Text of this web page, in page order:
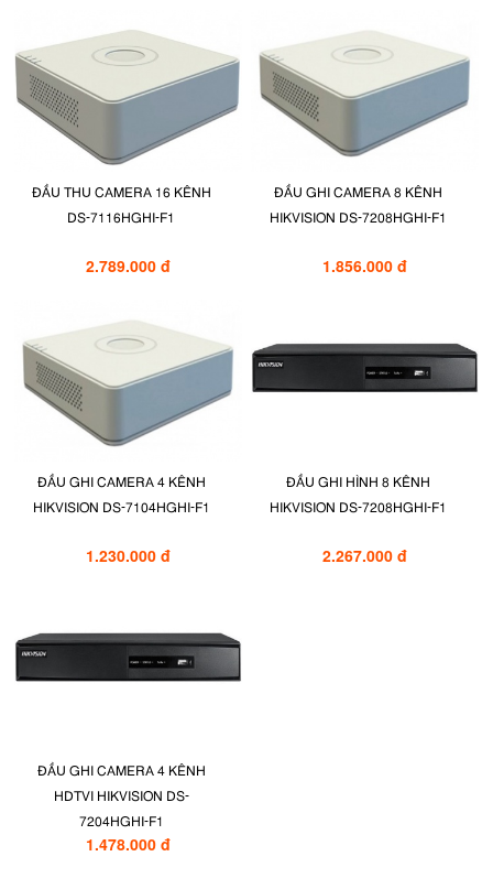
ĐẦU THU CAMERA 16 KÊNH
DS-7116HGHI-F1
2.789.000 đ
ĐẦU GHI CAMERA 8 KÊNH
HIKVISION DS-7208HGHI-F1
1.856.000 đ
ĐẦU GHI CAMERA 4 KÊNH
HIKVISION DS-7104HGHI-F1
1.230.000 đ
ĐẦU GHI HÌNH 8 KÊNH
HIKVISION DS-7208HGHI-F1
2.267.000 đ
ĐẦU GHI CAMERA 4 KÊNH
HDTVI HIKVISION DS-
7204HGHI-F1
1.478.000 đ